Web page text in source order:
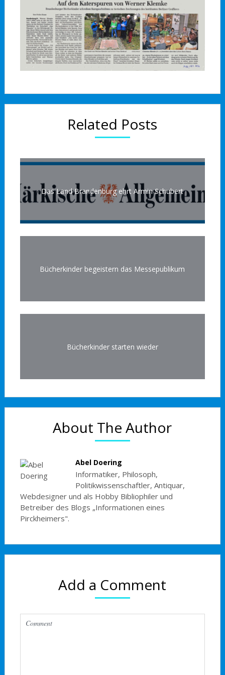
Related Posts
Das Land Brandenburg ehrt Armin Schubert
Bücherkinder begeistern das Messepublikum
Bücherkinder starten wieder
About The Author
Abel Doering
Informatiker, Philosoph,
Politikwissenschaftler, Antiquar,
Webdesigner und als Hobby Bibliophiler und
Betreiber des Blogs „Informationen eines
Pirckheimers".
Add a Comment